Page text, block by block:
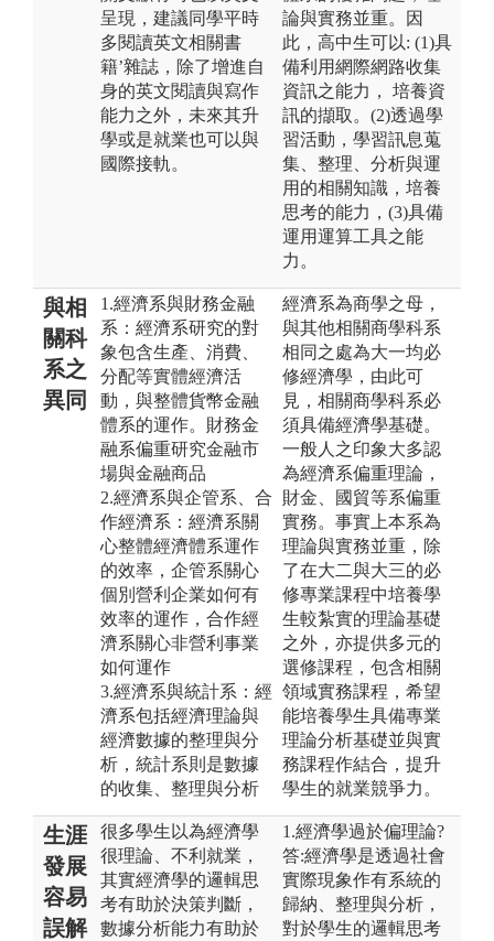
呈現，建議同學平時
多閱讀英文相關書
籍’雜誌，除了增進自
身的英文閱讀與寫作
能力之外，未來其升
學或是就業也可以與
國際接軌。
論與實務並重。因
此，高中生可以: (1)具
備利用網際網路收集
資訊之能力， 培養資
訊的擷取。(2)透過學
習活動，學習訊息蒐
集、整理、分析與運
用的相關知識，培養
思考的能力，(3)具備
運用運算工具之能
力。
與相
關科
系之
異同
1.經濟系與財務金融
系：經濟系研究的對
象包含生產、消費、
分配等實體經濟活
動，與整體貨幣金融
體系的運作。財務金
融系偏重研究金融市
場與金融商品
2.經濟系與企管系、合
作經濟系：經濟系關
心整體經濟體系運作
的效率，企管系關心
個別營利企業如何有
效率的運作，合作經
濟系關心非營利事業
如何運作
3.經濟系與統計系：經
濟系包括經濟理論與
經濟數據的整理與分
析，統計系則是數據
的收集、整理與分析
經濟系為商學之母，
與其他相關商學科系
相同之處為大一均必
修經濟學，由此可
見，相關商學科系必
須具備經濟學基礎。
一般人之印象大多認
為經濟系偏重理論，
財金、國貿等系偏重
實務。事實上本系為
理論與實務並重，除
了在大二與大三的必
修專業課程中培養學
生較紮實的理論基礎
之外，亦提供多元的
選修課程，包含相關
領域實務課程，希望
能培養學生具備專業
理論分析基礎並與實
務課程作結合，提升
學生的就業競爭力。
生涯
發展
容易
誤解
很多學生以為經濟學
很理論、不利就業，
其實經濟學的邏輯思
考有助於決策判斷，
數據分析能力有助於
1.經濟學過於偏理論?
答:經濟學是透過社會
實際現象作有系統的
歸納、整理與分析，
對於學生的邏輯思考